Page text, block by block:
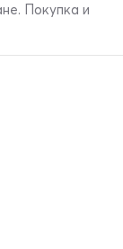
Покупка и